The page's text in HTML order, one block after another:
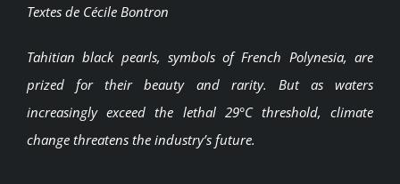
Textes de Cécile Bontron
Tahitian black pearls, symbols of French Polynesia, are
prized for their beauty and rarity. But as waters
increasingly exceed the lethal 29°C threshold, climate
change threatens the industry’s future.